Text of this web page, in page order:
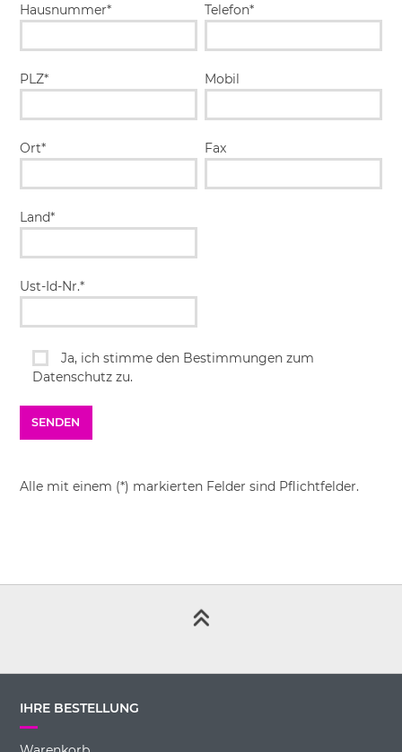
Hausnummer*
PLZ*
Ort*
Land*
Ust-Id-Nr.*
Telefon*
Mobil
Fax
Ja, ich stimme den Bestimmungen zum
Datenschutz zu.
Alle mit einem (*) markierten Felder sind Pflichtfelder.
IHRE BESTELLUNG